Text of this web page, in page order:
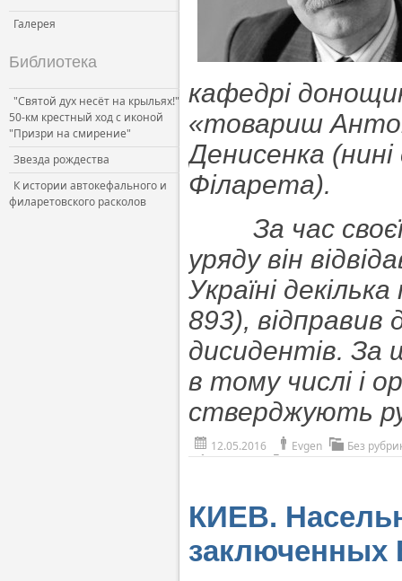
Галерея
Библиотека
"Святой дух несёт на крыльях!"
50-км крестный ход с иконой
"Призри на смирение"
Звезда рождества
К истории автокефального и
филаретовского расколов
кафедрі
«товариш
Денисенка
Філарета).
За час своєї
уряду він
Україні
893), відправив
дисидентів. За
в тому числі і
стверджують
12.05.2016 Evgen Без
КИЕВ.
заключенных